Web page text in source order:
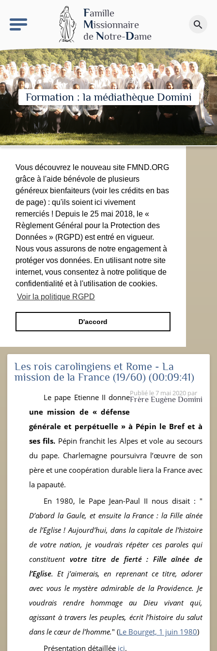
Famille
Missionnaire
de Notre-Dame
search
Faire un don
Formation : la médiathèque Domini
Vous découvrez le nouveau site FMND.ORG
grâce à l'aide bénévole de plusieurs
généreux bienfaiteurs (voir les crédits en bas
de page) : qu'ils soient ici vivement
remerciés ! Depuis le 25 mai 2018, le «
Règlement Général pour la Protection des
Données » (RGPD) est entré en vigueur.
Nous vous assurons de notre engagement à
protéger vos données. En utilisant notre site
internet, vous consentez à notre politique de
confidentialité et à l'utilisation de cookies.
Voir la politique RGPD
D'accord
Les rois carolingiens et Rome - La
mission de la France (19/60) (00:09:41)
Publié le7 mai 2020 par
Frère Eugène Domini
Le pape Etienne II donne
une mission de « défense
générale et perpétuelle » à Pépin le Bref et à
ses fils. Pépin franchit les Alpes et vole au secours
du pape. Charlemagne poursuivra l’œuvre de son
père et une coopération durable liera la France avec
la papauté.
En 1980, le Pape Jean-Paul II nous disait : "
D’abord la Gaule, et ensuite la France : la Fille aînée
de l’Eglise ! Aujourd’hui, dans la capitale de l’histoire
de votre nation, je voudrais répéter ces paroles qui
constituentvotre titre de fierté : Fille aînée de
l’Eglise. Et j’aimerais, en reprenant ce titre, adorer
avec vous le mystère admirable de la Providence. Je
voudrais rendre hommage au Dieu vivant qui,
agissant à travers les peuples, écrit l’histoire du salut
dans le cœur de l’homme." (Le Bourget, 1 juin 1980)
Présentation détaillée ici.